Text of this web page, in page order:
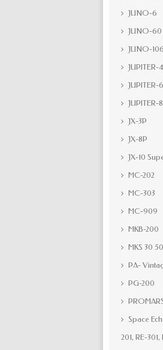
JUNO-6
JUNO-60
JUNO-106
JUPITER-4
JUPITER-6
JUPITER-8
JX-3P
JX-8P
JX-10
MC-202
MC-303
MC-909
MKB-200
MKS 30
PA-
PG-200
Space
201, RE-301,